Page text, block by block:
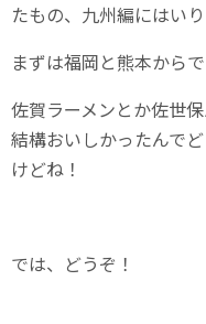
たもの、九州編にはいり
まずは福岡と熊本から
佐賀ラーメンとか佐世
結構おいしかったんで
けどね！
では、どうぞ！